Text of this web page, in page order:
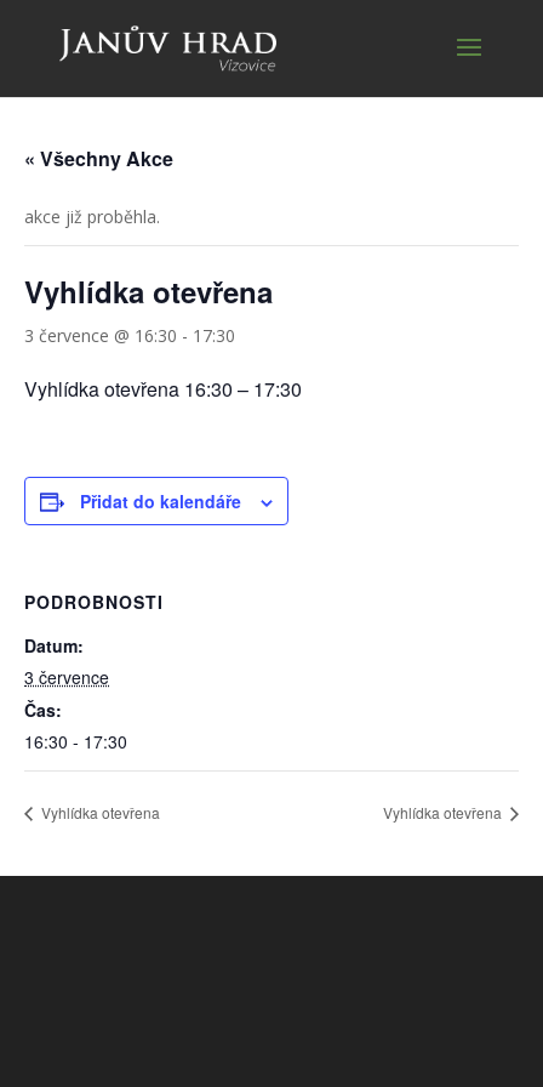
« Všechny Akce
akce již proběhla.
Vyhlídka otevřena
3 července @ 16:30 - 17:30
Vyhlídka otevřena 16:30 – 17:30
Přidat do kalendáře
PODROBNOSTI
Datum:
3 července
Čas:
16:30 - 17:30
Vyhlídka otevřena Vyhlídka otevřena